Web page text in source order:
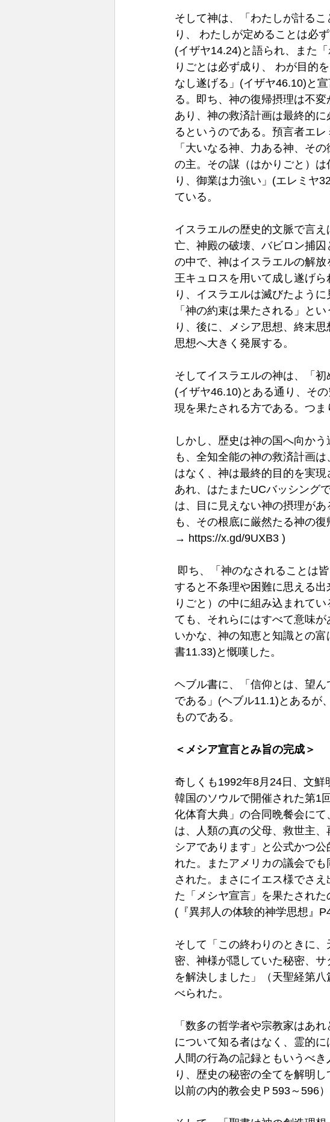
そして神は、「わたしが計るこ
り、 わたしが定めることは必ず
(イザヤ14.24)と語られ、また
りごとは必ず成り、 わが目的
なし遂げる」(イザヤ46.10)と
る。即ち、神の復帰摂理は不変
あり、神の救済計画は最終的に
るというのである。預言者エレ
「 大いなる神、力ある神、その
の主。その謀（はかりごと）は
り、御業は力強い」(エレミヤ
ている。
イスラエルの歴史的文脈で言え
亡、神殿の破壊、バビロン捕囚
の中で、神はイスラエルの解放
王キュロスを用いて成し遂げら
り、イスラエルは滅びたように
「神の約束は果たされる」と
り、後に、メシア思想、終末思
思想へ大きく発展する。
そしてイスラエルの神は、「初
(イザヤ46.10)とある通り、そ
現を果たされる方である。つま
しかし、歴史は神の国へ向か
も、全知全能の神の救済計画
はなく、神は最終的目的を実
あれ、はたまたUCバッシング
は、目に見えない神の摂理が
も、その根底に厳然たる神の
→ https://x.gd/9UXB3 )
即ち、「神のなされることは
すると不条理や困難に思える
りごと）の中に組み込まれて
ても、それらにはすべて意味
いかな、神の知恵と知識との
書11.33)と慨嘆した。
ヘブル書に、「信仰とは、望
である」(ヘブル11.1)とあるが
ものである。
＜メシア宣言とみ旨の完成＞
奇しくも1992年8月24日、文鮮
韓国のソウルで開催された第1
化体育大典」の合同晩餐会にて
は、人類の真の父母、救世主、
シアであります」と公式かつ公
れた。またアメリカの議会でも
された。まさにイエス様でさえ
た「メシヤ宣言」を果たされた
(『異邦人の体験的神学思想』
そして「この終わりのときに、
密、神様が隠していた秘密、
を解決しました」（天聖経第
べられた。
「数多の哲学者や宗教家はあ
について知る者はなく、霊的
人間の行為の記録ともいうべ
り、歴史の秘密の全てを解明
以前の内的教会史Ｐ593～596）